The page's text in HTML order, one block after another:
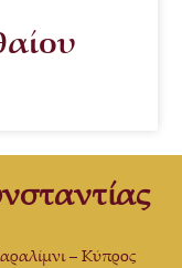
– Κύπρος